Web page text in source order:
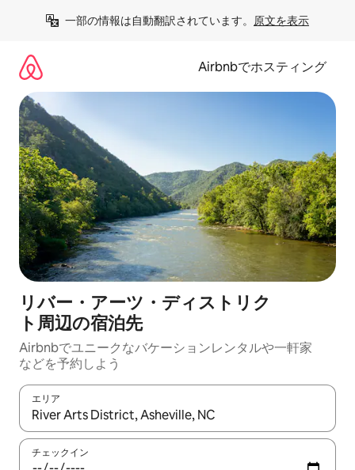
一部の情報は自動翻訳されています。 原文を表示
Airbnbでホスティング
リバー・アーツ・ディストリク
ト⁠周⁠辺⁠の宿⁠泊⁠先
Airbnbでユニークなバ⁠ケ⁠ー⁠シ⁠ョ⁠ンレ⁠ン⁠タ⁠ルや一⁠軒⁠家
な⁠ど⁠を予⁠約⁠し⁠よ⁠う
エリア
検索結果が表示されたら、上下の矢印キーを使って移動するか
チェックイン